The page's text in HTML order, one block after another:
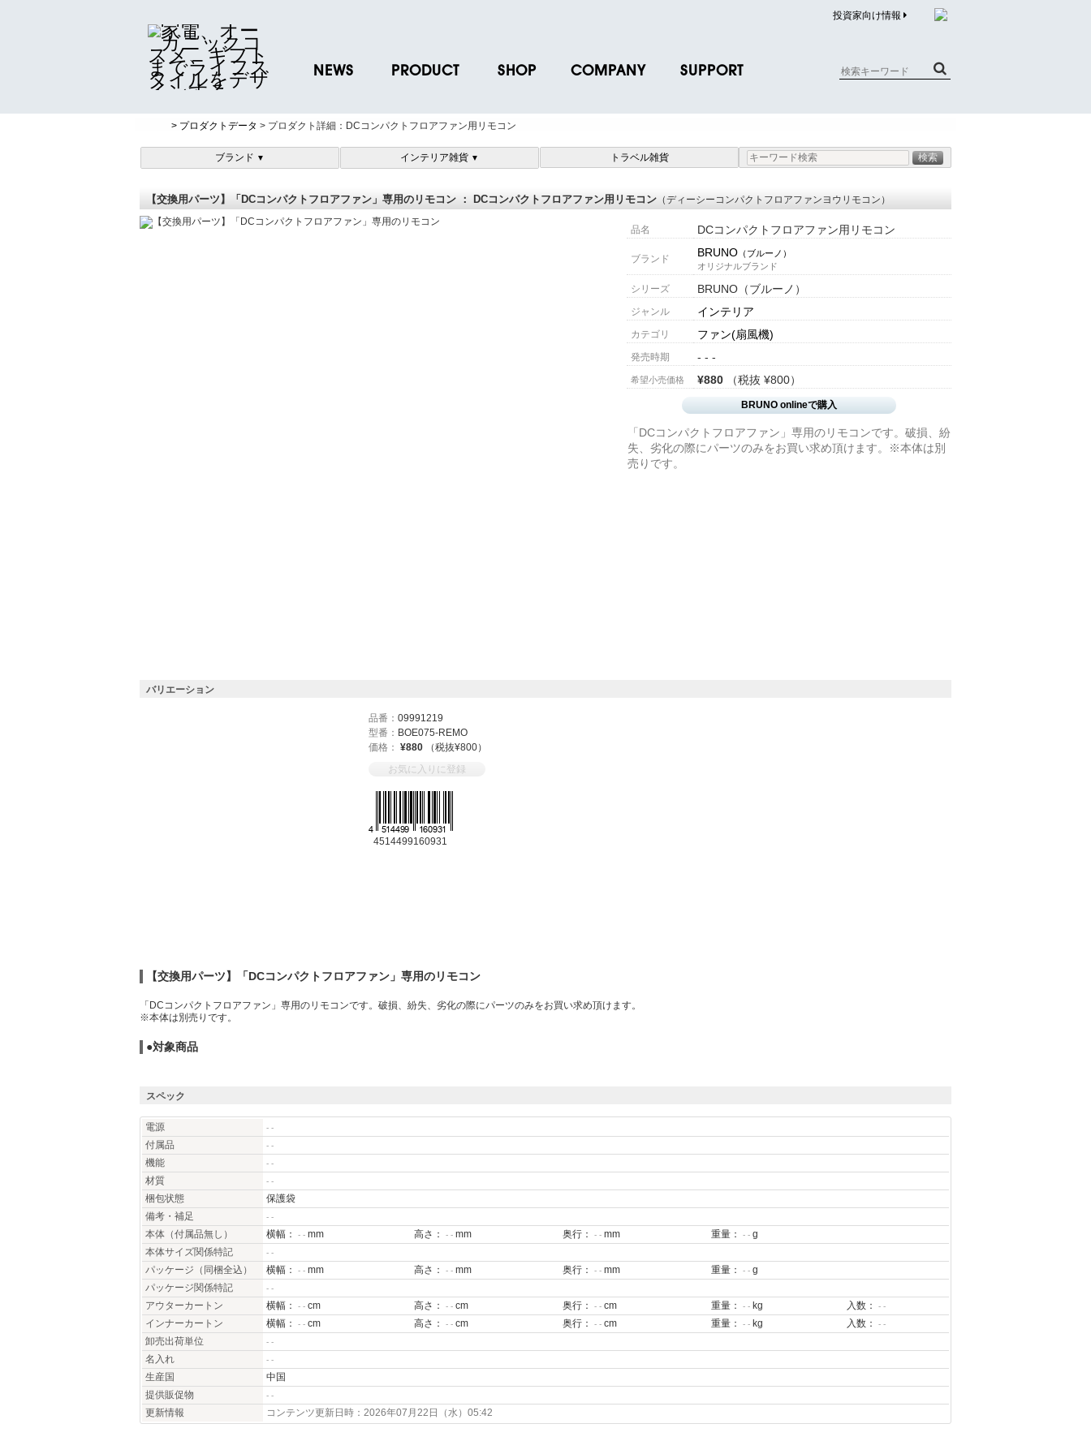
投資家向け情報
NEWS
プレスリリース
PRODUCT
プロダクトデータ
ノベルティグッズ
お取引先様 会員認証
SHOP
オンラインショップ一覧
BRUNO POINT SERVICE
COMPANY
リクルート
SUPPORT
各種お問い合わせ
> プロダクトデータ > プロダクト詳細：DCコンパクトフロアファン用リモコン
ブランド ▼ インテリア雑貨 ▼ トラベル雑貨
【交換用パーツ】「DCコンパクトフロアファン」専用のリモコン ： DCコンパクトフロアファン用リモコン （ディーシーコンパクトフロアファンヨウリモコン）
品名 DCコンパクトフロアファン用リモコン
ブランド BRUNO （ブルーノ）
オリジナルブランド
シリーズ BRUNO（ブルーノ）
ジャンル インテリア
カテゴリ ファン(扇風機)
発売時期 - - -
希望小売価格 ¥880 （税抜 ¥800）
BRUNO onlineで購入
「DCコンパクトフロアファン」専用のリモコンです。破損、紛
失、劣化の際にパーツのみをお買い求め頂けます。※本体は別
売りです。
バリエーション
品番： 09991219
型番： BOE075-REMO
価格： ¥880 （税抜¥800）
お気に入りに登録
4514499160931
【交換用パーツ】「DCコンパクトフロアファン」専用のリモコン
「DCコンパクトフロアファン」専用のリモコンです。破損、紛失、劣化の際にパーツのみをお買い求め頂けます。
※本体は別売りです。
●対象商品
スペック
電源 - -
付属品 - -
機能 - -
材質 - -
梱包状態
保護袋
備考・補足
- -
本体（付属品無し） 横幅： - - mm 高さ： - - mm 奥行： - - mm 重量： - - g
本体サイズ関係特記
- -
パッケージ（同梱全込） 横幅： - - mm 高さ： - - mm 奥行： - - mm 重量： - - g
パッケージ関係特記
- -
アウターカートン 横幅： - - cm 高さ： - - cm 奥行： - - cm 重量： - - kg 入数： - -
インナーカートン 横幅： - - cm 高さ： - - cm 奥行： - - cm 重量： - - kg 入数： - -
卸売出荷単位 - -
名入れ - -
生産国
中国
提供販促物
- -
更新情報 コンテンツ更新日時：2026年07月22日（水）05:42